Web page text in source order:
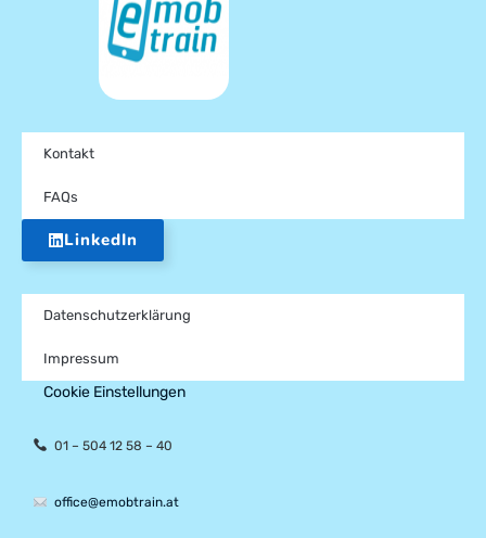
Kontakt
FAQs
LinkedIn
Datenschutzerklärung
Impressum
Cookie Einstellungen
01 – 504 12 58 – 40
office@emobtrain.at